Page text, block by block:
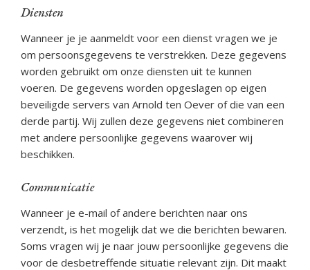
Diensten
Wanneer je je aanmeldt voor een dienst vragen we je
om persoonsgegevens te verstrekken. Deze gegevens
worden gebruikt om onze diensten uit te kunnen
voeren. De gegevens worden opgeslagen op eigen
beveiligde servers van Arnold ten Oever of die van een
derde partij. Wij zullen deze gegevens niet combineren
met andere persoonlijke gegevens waarover wij
beschikken.
Communicatie
Wanneer je e-mail of andere berichten naar ons
verzendt, is het mogelijk dat we die berichten bewaren.
Soms vragen wij je naar jouw persoonlijke gegevens die
voor de desbetreffende situatie relevant zijn. Dit maakt